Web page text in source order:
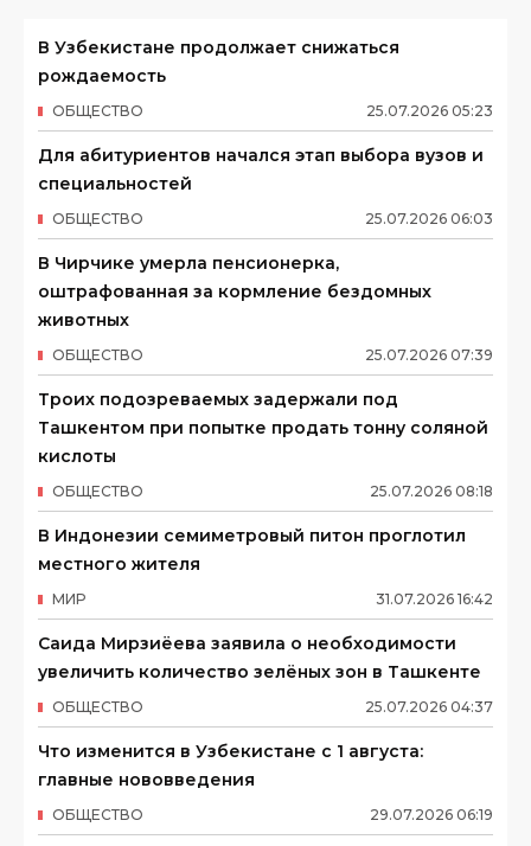
В Узбекистане продолжает снижаться
рождаемость
25.07.2026 05:23
ОБЩЕСТВО
Для абитуриентов начался этап выбора вузов и
специальностей
25.07.2026 06:03
ОБЩЕСТВО
В Чирчике умерла пенсионерка,
оштрафованная за кормление бездомных
животных
25.07.2026 07:39
ОБЩЕСТВО
Троих подозреваемых задержали под
Ташкентом при попытке продать тонну соляной
кислоты
25.07.2026 08:18
ОБЩЕСТВО
В Индонезии семиметровый питон проглотил
местного жителя
31.07.2026 16:42
МИР
Саида Мирзиёева заявила о необходимости
увеличить количество зелёных зон в Ташкенте
25.07.2026 04:37
ОБЩЕСТВО
Что изменится в Узбекистане с 1 августа:
главные нововведения
29.07.2026 06:19
ОБЩЕСТВО